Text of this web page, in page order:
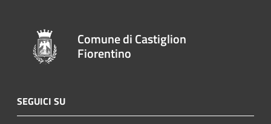
Comune di Castiglion
Fiorentino
SEGUICI SU